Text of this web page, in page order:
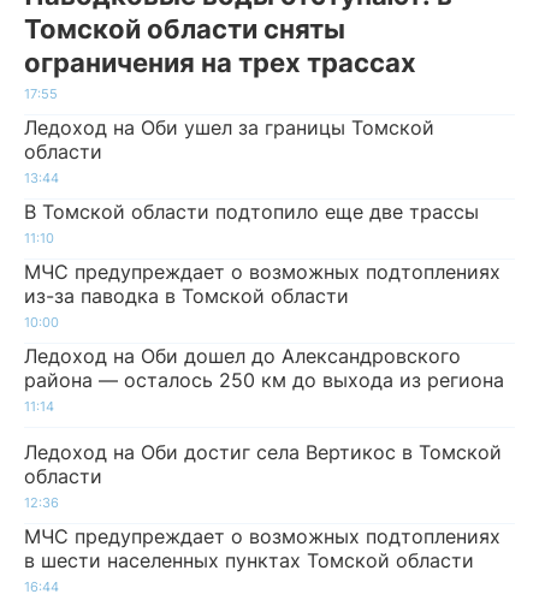
Томской области сняты
ограничения на трех трассах
17:55
Ледоход на Оби ушел за границы Томской
области
13:44
В Томской области подтопило еще две трассы
11:10
МЧС предупреждает о возможных подтоплениях
из-за паводка в Томской области
10:00
Ледоход на Оби дошел до Александровского
района — осталось 250 км до выхода из региона
11:14
Ледоход на Оби достиг села Вертикос в Томской
области
12:36
МЧС предупреждает о возможных подтоплениях
в шести населенных пунктах Томской области
16:44